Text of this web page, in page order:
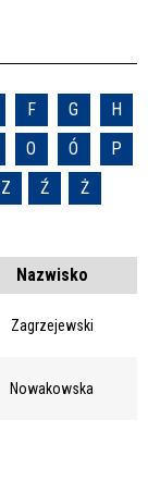
F G
H
O Ó
P
Z Ź Ż
Nazwisko
Zagrzejewski
Nowakowska